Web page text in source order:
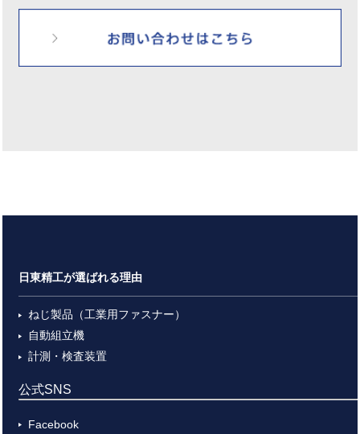
日東精工が選ばれる理由
ねじ製品（工業用ファスナー）
自動組立機
計測・検査装置
公式SNS
Facebook